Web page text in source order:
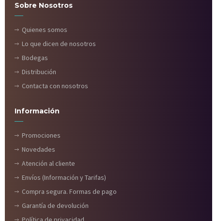
Sobre Nosotros
Quienes somos
Lo que dicen de nosotros
Bodegas
Distribución
Contacta con nosotros
Información
Promociones
Novedades
Atención al cliente
Envíos (Información y Tarifas)
Compra segura. Formas de pago
Garantía de devolución